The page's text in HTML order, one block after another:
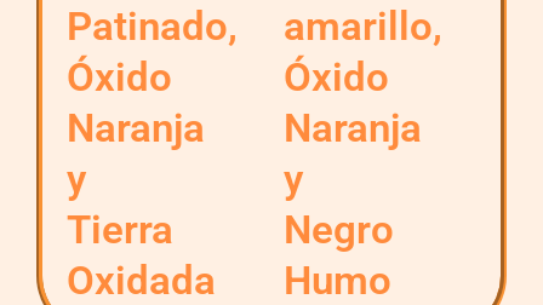
Patinado,
Óxido
Naranja
y
Tierra
Oxidada
amarillo,
Óxido
Naranja
y
Negro
Humo